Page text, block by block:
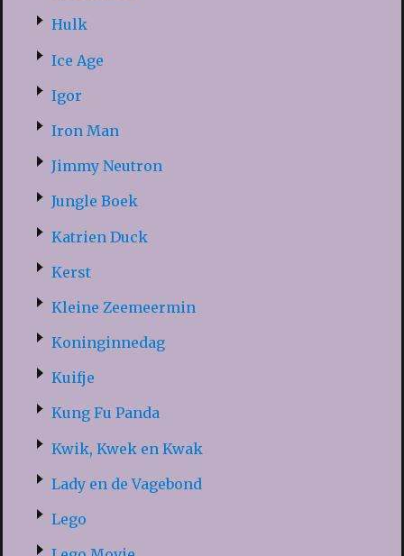
Hulk
Ice Age
Igor
Iron Man
Jimmy Neutron
Jungle Boek
Katrien Duck
Kerst
Kleine Zeemeermin
Koninginnedag
Kuifje
Kung Fu Panda
Kwik, Kwek en Kwak
Lady en de Vagebond
Lego